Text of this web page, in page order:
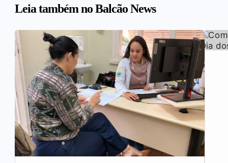
Leia também no Balcão News